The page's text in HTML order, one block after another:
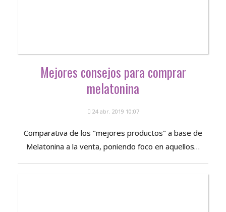
Mejores consejos para comprar
melatonina
24 abr. 2019 10:07
Comparativa de los "mejores productos" a base de
Melatonina a la venta, poniendo foco en aquellos…